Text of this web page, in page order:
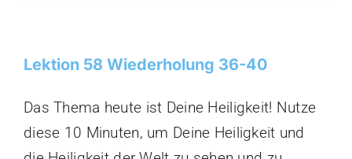
Lektion 58 Wiederholung 36-40
Das Thema heute ist Deine Heiligkeit! Nutze
diese 10 Minuten, um Deine Heiligkeit und